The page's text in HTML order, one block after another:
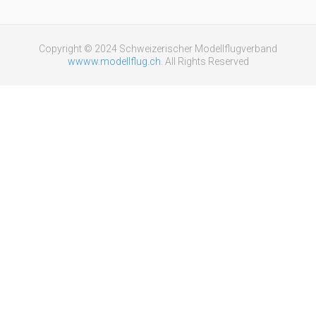
Copyright © 2024 Schweizerischer Modellflugverband
wwww.modellflug.ch . All Rights Reserved